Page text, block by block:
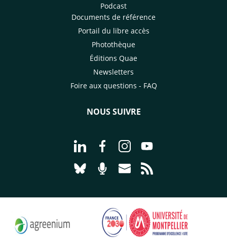
Podcast
Documents de référence
Portail du libre accès
Photothèque
Éditions Quae
Newsletters
Foire aux questions - FAQ
NOUS SUIVRE
Aller à la page Nous suivre sur
Aller à la page Nous suivre sur
Aller à la page Nous
Aller à la page
Aller à la page Nous suivre sur
Aller à la page Nourrir le
Aller à la page Nous